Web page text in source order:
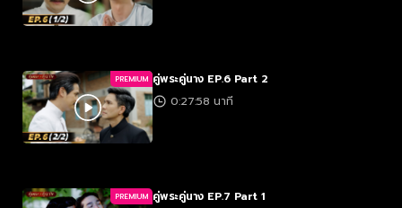
PREMIUM คู่พระคู่นาง EP.6 Part 2
0:27:58 นาที
PREMIUM คู่พระคู่นาง EP.7 Part 1